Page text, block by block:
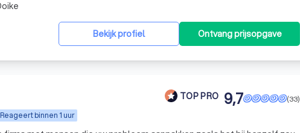
Bekijk profiel Ontvang prijsopgave
TOP PRO
Reageert binnen 1 uur
(33)
9,7